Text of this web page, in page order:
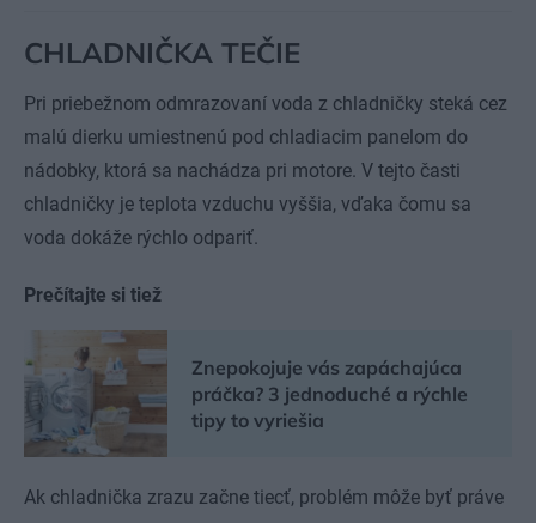
CHLADNIČKA TEČIE
Pri priebežnom odmrazovaní voda z chladničky steká cez
malú dierku umiestnenú pod chladiacim panelom do
nádobky, ktorá sa nachádza pri motore. V tejto časti
chladničky je teplota vzduchu vyššia, vďaka čomu sa
voda dokáže rýchlo odpariť.
Prečítajte si tiež
Znepokojuje vás zapáchajúca
práčka? 3 jednoduché a rýchle
tipy to vyriešia
Ak chladnička zrazu začne tiecť, problém môže byť práve